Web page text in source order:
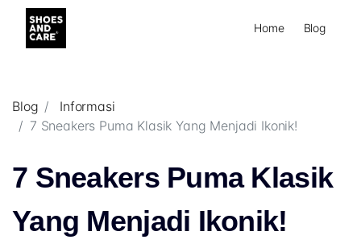
Home Blog
Blog
Informasi
7 Sneakers Puma Klasik Yang Menjadi Ikonik!
7 Sneakers Puma Klasik
Yang Menjadi Ikonik!